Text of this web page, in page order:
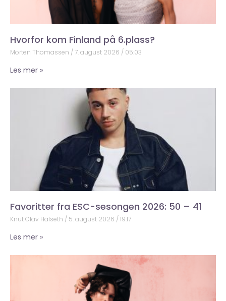
Hvorfor kom Finland på 6.plass?
Morten Thomassen 7. august 2026 05:03
Les mer »
Favoritter fra ESC-sesongen 2026: 50 – 41
Knut Olav Halseth 5. august 2026 19:17
Les mer »